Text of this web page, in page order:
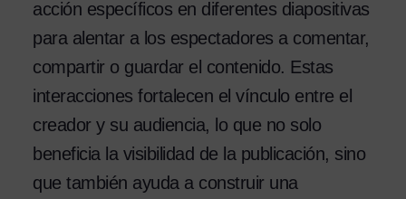
acción específicos en diferentes diapositivas
para alentar a los espectadores a comentar,
compartir o guardar el contenido. Estas
interacciones fortalecen el vínculo entre el
creador y su audiencia, lo que no solo
beneficia la visibilidad de la publicación, sino
que también ayuda a construir una